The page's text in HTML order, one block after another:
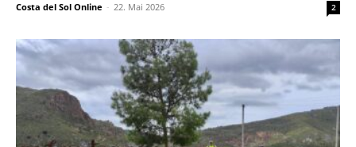
Costa del Sol Online - 22. Mai 2026 2